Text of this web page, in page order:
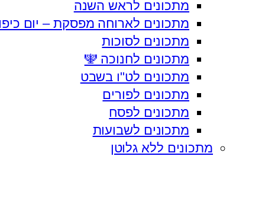
מתכונים לראש השנה
מתכונים לארוחה מפסקת – יום
מתכונים לסוכות
מתכונים לחנוכה 🕎
מתכונים לט"ו בשבט
מתכונים לפורים
מתכונים לפסח
מתכונים לשבועות
מתכונים ללא גלוטן